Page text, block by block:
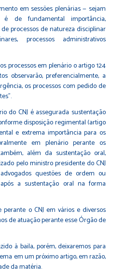
em sessões plenárias — sejam
de fundamental importância,
processos de natureza disciplinar
processos administrativos
processos em plenário o artigo 124
observarão, preferencialmente, a
os processos com pedido de
do CNJ é assegurada sustentação
disposição regimental (artigo
e extrema importância para os
em plenário perante os
além da sustentação oral,
pelo ministro presidente do CNJ
questões de ordem ou
a sustentação oral na forma
o CNJ em vários e diversos
de atuação perante esse Órgão de
à baila, porém, deixaremos para
em um próximo artigo, em razão,
da matéria.